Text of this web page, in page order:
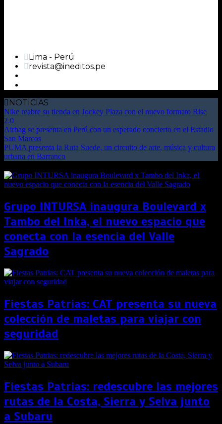
Lima - Perú
revista@ineditos.pe
NOTICIAS
Nike reabre su tienda en Jockey Plaza con el nuevo formato Rise
2.0
Airbag se presenta en Perú con un esperado concierto en el Estadio
San Marcos
PUMA presenta la Ruta Suede, un circuito de arte, música y cultura
urbana en Barranco
Grupo INTURSA inaugura Boulevard x
Tambo del Inka, el nuevo espacio que
conecta con la esencia del Valle
Sagrado
Fiestas Patrias: CAT presenta su nueva
colección de maletas para viajar con
seguridad
Fiestas Patrias: redescubre las mejores
rutas de la Costa, Sierra y Selva junto
a Subaru